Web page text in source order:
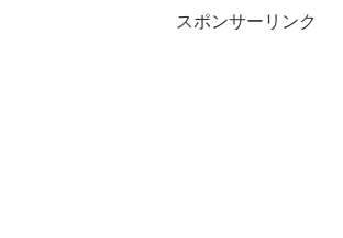
スポンサーリンク